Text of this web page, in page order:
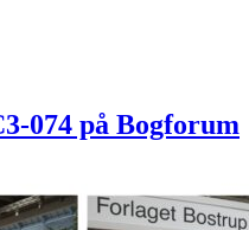
074 på Bogforum